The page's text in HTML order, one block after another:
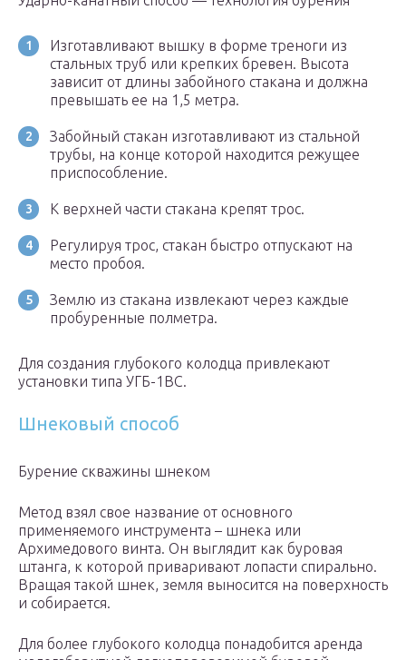
Изготавливают вышку в форме треноги из
стальных труб или крепких бревен. Высота
зависит от длины забойного стакана и должна
превышать ее на 1,5 метра.
Забойный стакан изготавливают из стальной
трубы, на конце которой находится режущее
приспособление.
К верхней части стакана крепят трос.
Регулируя трос, стакан быстро отпускают на
место пробоя.
Землю из стакана извлекают через каждые
пробуренные полметра.
Для создания глубокого колодца привлекают
установки типа УГБ-1ВС.
Шнековый способ
Бурение скважины шнеком
Метод взял свое название от основного
применяемого инструмента – шнека или
Архимедового винта. Он выглядит как буровая
штанга, к которой приваривают лопасти спирально.
Вращая такой шнек, земля выносится на поверхность
и собирается.
Для более глубокого колодца понадобится аренда